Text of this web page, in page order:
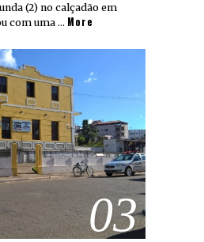
(2) no calçadão em
com uma … More
03